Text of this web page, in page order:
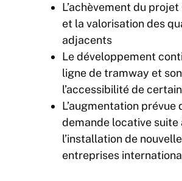
L’achèvement du
et la valorisation des
adjacents
Le développement
ligne de tramway et
l’accessibilité de
L’augmentation prévue
demande locative suite
l’installation de
entreprises